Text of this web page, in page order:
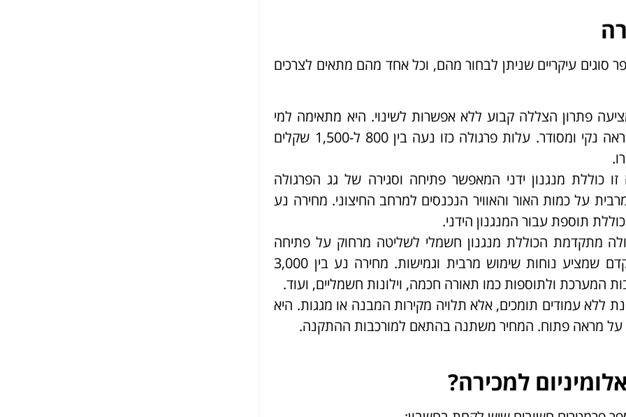
סוגים עיקריים שניתן לבחור מהם, וכל אחד מהם מתאים לצרכים
פתרון הצללה קבוע ללא אפשרות לשינוי. היא מתאימה למי
שמחפש פתרון פשוט ועמיד לאורך זמן, עם מראה נקי ומסודר. עלות פרגולה כזו נעה בין 800 ל-1,500 שקלים
זו כוללת מנגנון ידני המאפשר פתיחה וסגירה של גג הפרגולה
על כמות האור והאוויר הנכנסים למרחב החיצוני. מחירה נע
מתקדמת הכוללת מנגנון חשמלי לשליטה מרחוק על פתיחה
וסגירה של הגג. מדובר בפתרון טכנולוגי מתקדם שמציע נוחות שימוש מרבית וגמישות. מחירה נע בין 3,000
ללא עמודים תומכים, אלא תלויה מקירות המבנה או מגגות. היא
על מראה פתוח. המחיר משתנה בהתאם למורכבות ההתקנה.
למכירה?